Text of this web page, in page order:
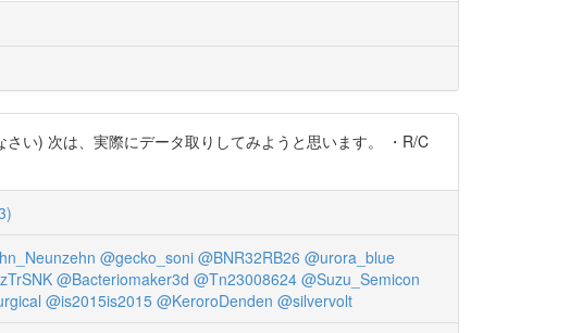
い) 次は、実際にデータ取りしてみようと思います。 ・R/C
@gecko_soni @BNR32RB26 @urora_blue
@Bacteriomaker3d @Tn23008624 @Suzu_Semicon
@is2015is2015 @KeroroDenden @silvervolt